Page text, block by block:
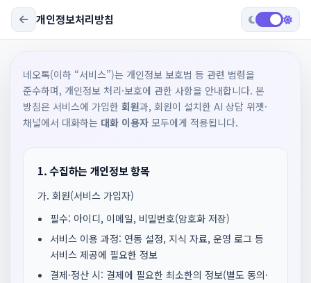
개인정보처리방침
네오톡(이하 “서비스”)는 개인정보 보호법 등 관련 법령을
준수하며, 개인정보 처리·보호에 관한 사항을 안내합니다. 본
방침은 서비스에 가입한 회원과, 회원이 설치한 AI 상담 위젯·
채널에서 대화하는 대화 이용자 모두에게 적용됩니다.
1. 수집하는 개인정보 항목
가. 회원(서비스 가입자)
필수: 아이디, 이메일, 비밀번호(암호화 저장)
서비스 이용 과정: 연동 설정, 지식 자료, 운영 로그 등
서비스 제공에 필요한 정보
결제·정산 시: 결제에 필요한 최소한의 정보(별도 동의·